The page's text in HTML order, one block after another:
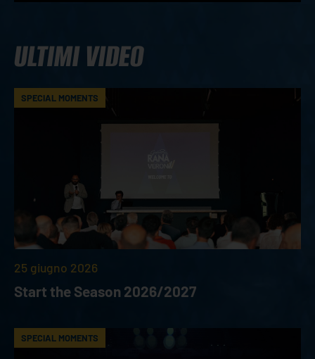
ULTIMI VIDEO
SPECIAL MOMENTS
25 giugno 2026
Start the Season 2026/2027
SPECIAL MOMENTS